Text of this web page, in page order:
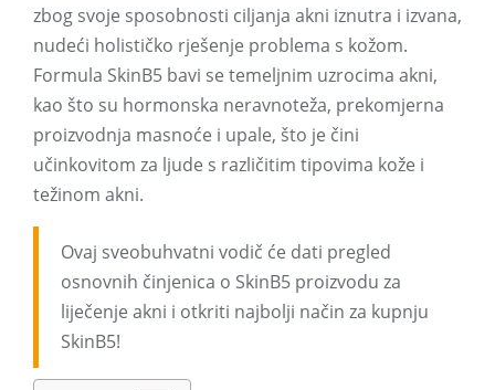
zbog svoje sposobnosti ciljanja akni iznutra i izvana,
nudeći holističko rješenje problema s kožom.
Formula SkinB5 bavi se temeljnim uzrocima akni,
kao što su hormonska neravnoteža, prekomjerna
proizvodnja masnoće i upale, što je čini
učinkovitom za ljude s različitim tipovima kože i
težinom akni.
Ovaj sveobuhvatni vodič će dati pregled
osnovnih činjenica o SkinB5 proizvodu za
liječenje akni i otkriti najbolji način za kupnju
SkinB5!